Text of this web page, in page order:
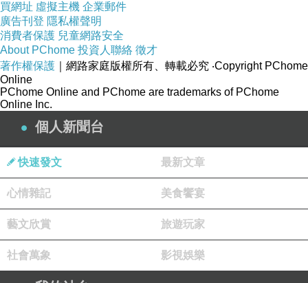
買網址 虛擬主機 企業郵件
廣告刊登 隱私權聲明
消費者保護 兒童網路安全
About PChome 投資人聯絡 徵才
著作權保護 ｜網路家庭版權所有、轉載必究 ‧Copyright PChome
Online
PChome Online and PChome are trademarks of PChome
Online Inc.
個人新聞台
快速發文 最新文章
心情雜記 美食饗宴
藝文欣賞 旅遊玩家
社會萬象 影視娛樂